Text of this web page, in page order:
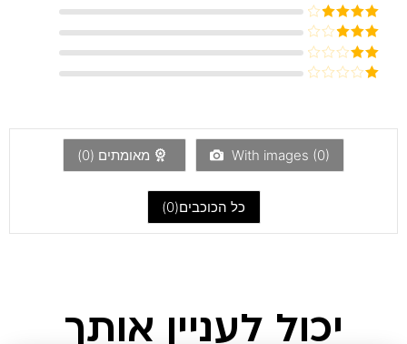
דורג5מתוך
5
דורג4
דורג3
מתוך 5
דורג
5
With images (0) מאומתים (0
)
כל הכוכבים(0
)
יכול לעניין אותך